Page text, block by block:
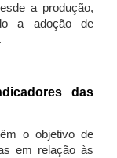
a produção,
a adoção de
das
o objetivo de
em relação às